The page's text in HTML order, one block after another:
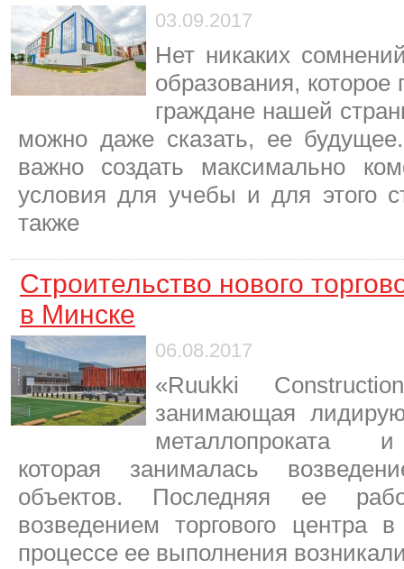
03.09.2017
Нет никаких
образования,
граждане нашей
можно даже сказать, ее
важно создать максимально
условия для учебы и для этого
также
Строительство нового
в Минске
06.08.2017
«Ruukki
занимающая
металлопроката и
которая занималась
объектов. Последняя ее
возведением торгового центра
процессе ее выполнения